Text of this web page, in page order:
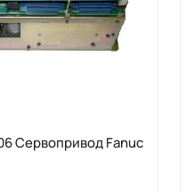
Сервопривод Fanuc